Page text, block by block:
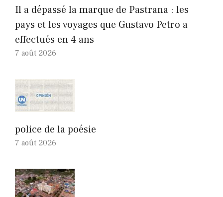
Il a dépassé la marque de Pastrana : les
pays et les voyages que Gustavo Petro a
effectués en 4 ans
7 août 2026
police de la poésie
7 août 2026